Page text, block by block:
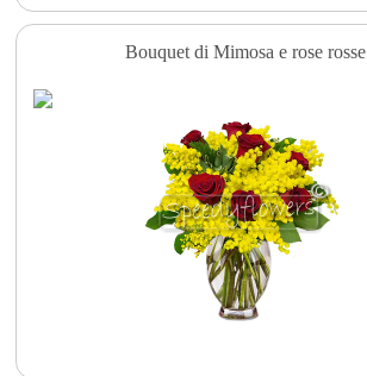
Bouquet di Mimosa e rose rosse